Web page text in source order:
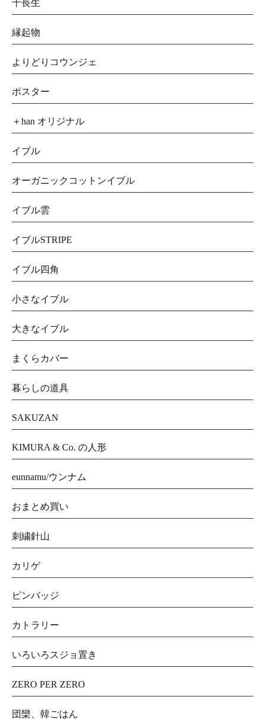
十長生
縁起物
よりどりコウンジェ
ポスター
＋han オリジナル
イブル
オーガニックコットンイブル
イブル雲
イブルSTRIPE
イブル四角
小さなイブル
大きなイブル
まくらカバー
暮らしの道具
SAKUZAN
KIMURA & Co. の人形
eunnamu/ウンナム
おまとめ買い
刺繍針山
カリゲ
ピンバッジ
カトラリー
いろいろスジョ置き
ZERO PER ZERO
団欒、韓ごはん